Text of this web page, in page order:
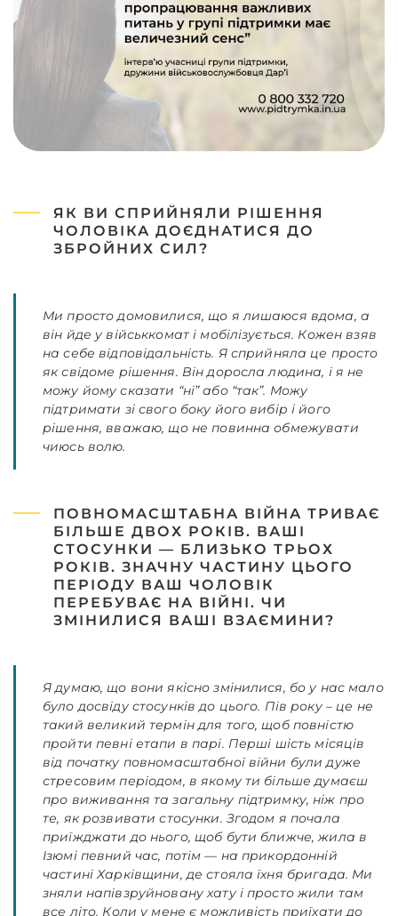
ЯК ВИ СПРИЙНЯЛИ РІШЕННЯ
ЧОЛОВІКА ДОЄДНАТИСЯ ДО
ЗБРОЙНИХ СИЛ?
Ми просто домовилися, що я лишаюся вдома, а
він йде у військкомат і мобілізується. Кожен взяв
на себе відповідальність. Я сприйняла це просто
як свідоме рішення. Він доросла людина, і я не
можу йому сказати “ні” або “так”. Можу
підтримати зі свого боку його вибір і його
рішення, вважаю, що не повинна обмежувати
чиюсь волю.
ПОВНОМАСШТАБНА ВІЙНА ТРИВАЄ
БІЛЬШЕ ДВОХ РОКІВ. ВАШІ
СТОСУНКИ — БЛИЗЬКО ТРЬОХ
РОКІВ. ЗНАЧНУ ЧАСТИНУ ЦЬОГО
ПЕРІОДУ ВАШ ЧОЛОВІК
ПЕРЕБУВАЄ НА ВІЙНІ. ЧИ
ЗМІНИЛИСЯ ВАШІ ВЗАЄМИНИ?
Я думаю, що вони якісно змінилися, бо у нас мало
було досвіду стосунків до цього. Пів року – це не
такий великий термін для того, щоб повністю
пройти певні етапи в парі. Перші шість місяців
від початку повномасштабної війни були дуже
стресовим періодом, в якому ти більше думаєш
про виживання та загальну підтримку, ніж про
те, як розвивати стосунки. Згодом я почала
приїжджати до нього, щоб бути ближче, жила в
Ізюмі певний час, потім — на прикордонній
частині Харківщини, де стояла їхня бригада. Ми
зняли напівзруйновану хату і просто жили там
все літо. Коли у мене є можливість приїхати до